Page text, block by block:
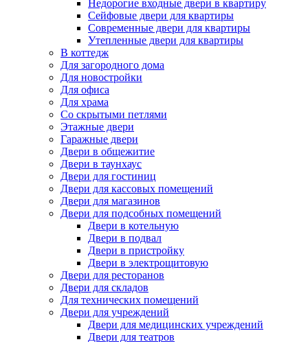
Недорогие входные двери в квартиру
Сейфовые двери для квартиры
Современные двери для квартиры
Утепленные двери для квартиры
В коттедж
Для загородного дома
Для новостройки
Для офиса
Для храма
Со скрытыми петлями
Этажные двери
Гаражные двери
Двери в общежитие
Двери в таунхаус
Двери для гостиниц
Двери для кассовых помещений
Двери для магазинов
Двери для подсобных помещений
Двери в котельную
Двери в подвал
Двери в пристройку
Двери в электрощитовую
Двери для ресторанов
Двери для складов
Для технических помещений
Двери для учреждений
Двери для медицинских учреждений
Двери для театров